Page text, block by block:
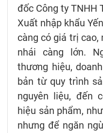
đốc Công ty TNHH
Xuất nhập khẩu
càng có giá trị cao,
nhái càng lớn.
thương hiệu,
bản từ quy trình
nguyên liệu, đến
hiệu sản phẩm,
nhưng để ngăn